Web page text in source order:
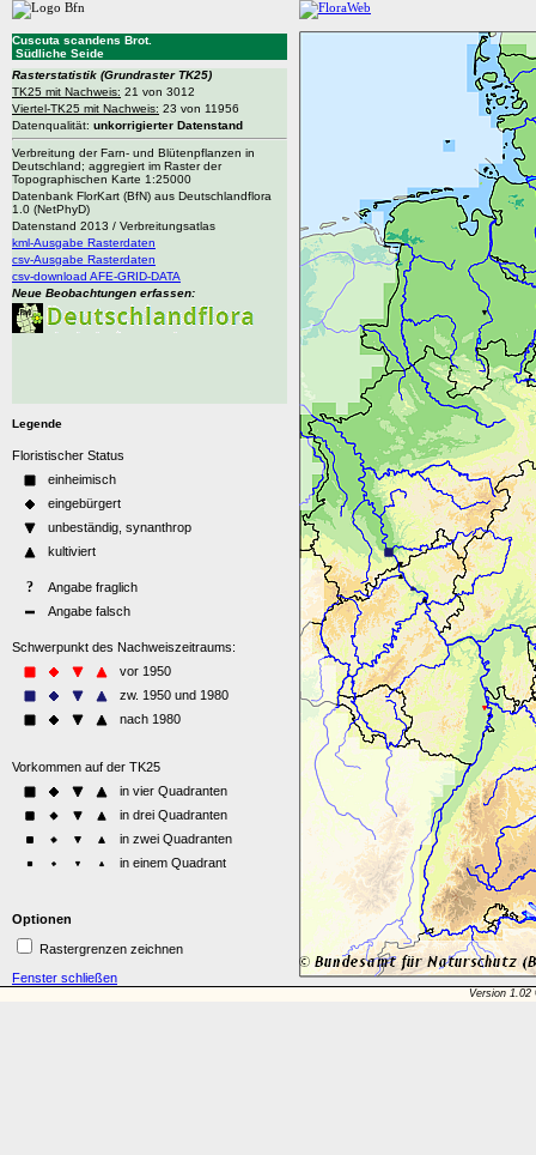
Cuscuta scandens Brot.
Südliche Seide
Rasterstatistik (Grundraster TK25)
TK25 mit Nachweis: 21 von 3012
Viertel-TK25 mit Nachweis: 23 von 11956
Datenqualität: unkorrigierter Datenstand
Verbreitung der Farn- und Blütenpflanzen in
Deutschland; aggregiert im Raster der
Topographischen Karte 1:25000
Datenbank FlorKart (BfN) aus Deutschlandflora
1.0 (NetPhyD)
Datenstand 2013 / Verbreitungsatlas
kml-Ausgabe Rasterdaten
csv-Ausgabe Rasterdaten
csv-download AFE-GRID-DATA
Neue Beobachtungen erfassen:
Legende
Optionen
Rastergrenzen zeichnen
Fenster schließen
Version